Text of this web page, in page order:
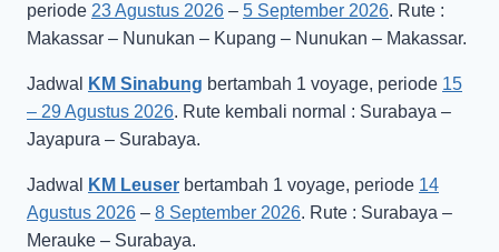
periode 23 Agustus 2026 – 5 September 2026. Rute :
Makassar – Nunukan – Kupang – Nunukan – Makassar.
Jadwal KM Sinabung bertambah 1 voyage, periode 15
– 29 Agustus 2026. Rute kembali normal : Surabaya –
Jayapura – Surabaya.
Jadwal KM Leuser bertambah 1 voyage, periode 14
Agustus 2026 – 8 September 2026. Rute : Surabaya –
Merauke – Surabaya.